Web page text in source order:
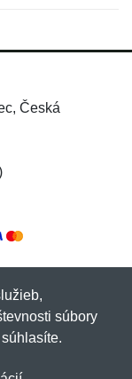
Česká
Netnakup.sk
súbory